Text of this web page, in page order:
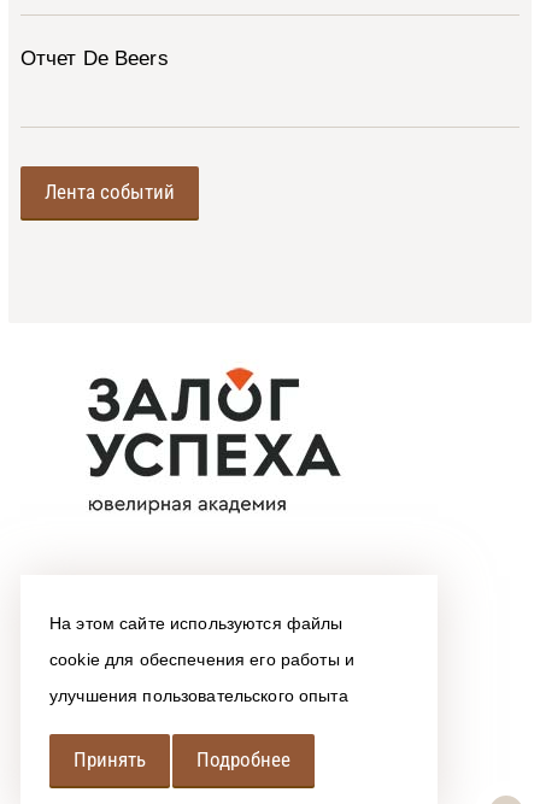
На этом сайте используются файлы
cookie для обеспечения его работы и
улучшения пользовательского опыта
Принять Подробнее
Отчет De Beers
Лента событий